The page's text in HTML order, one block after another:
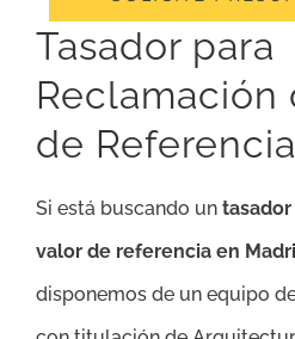
Tasador para
Reclamación
de
Si está buscando un
valor de referencia en
disponemos de un equipo